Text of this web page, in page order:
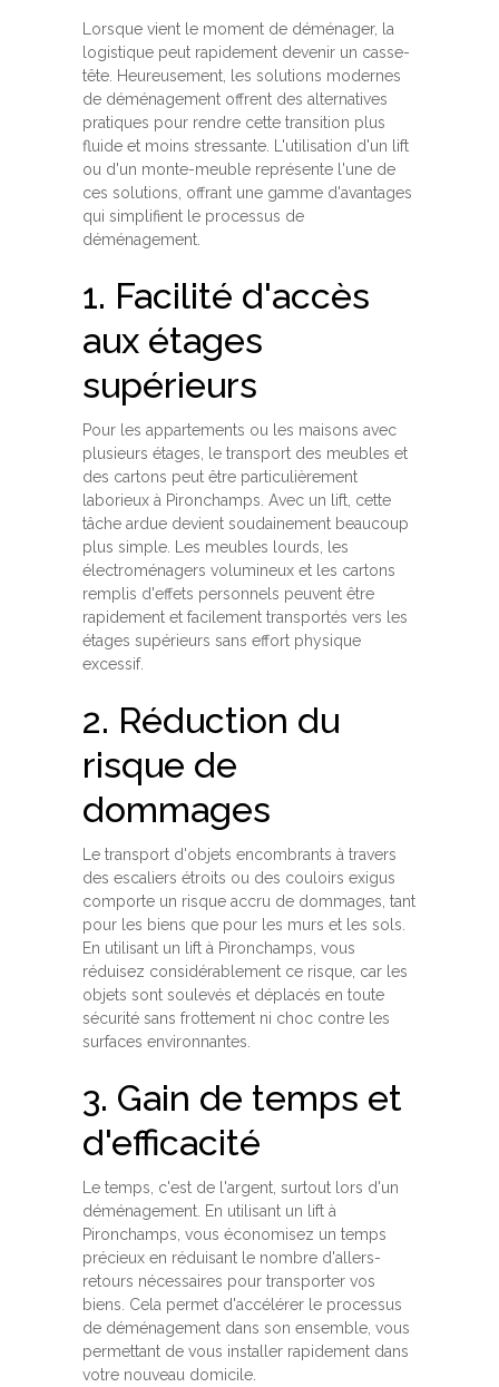
Lorsque vient le moment de déménager, la
logistique peut rapidement devenir un casse-
tête. Heureusement, les solutions modernes
de déménagement offrent des alternatives
pratiques pour rendre cette transition plus
fluide et moins stressante. L'utilisation d'un lift
ou d'un monte-meuble représente l'une de
ces solutions, offrant une gamme d'avantages
qui simplifient le processus de
déménagement.
1. Facilité d'accès
aux étages
supérieurs
Pour les appartements ou les maisons avec
plusieurs étages, le transport des meubles et
des cartons peut être particulièrement
laborieux à Pironchamps. Avec un lift, cette
tâche ardue devient soudainement beaucoup
plus simple. Les meubles lourds, les
électroménagers volumineux et les cartons
remplis d'effets personnels peuvent être
rapidement et facilement transportés vers les
étages supérieurs sans effort physique
excessif.
2. Réduction du
risque de
dommages
Le transport d'objets encombrants à travers
des escaliers étroits ou des couloirs exigus
comporte un risque accru de dommages, tant
pour les biens que pour les murs et les sols.
En utilisant un lift à Pironchamps, vous
réduisez considérablement ce risque, car les
objets sont soulevés et déplacés en toute
sécurité sans frottement ni choc contre les
surfaces environnantes.
3. Gain de temps et
d'efficacité
Le temps, c'est de l'argent, surtout lors d'un
déménagement. En utilisant un lift à
Pironchamps, vous économisez un temps
précieux en réduisant le nombre d'allers-
retours nécessaires pour transporter vos
biens. Cela permet d'accélérer le processus
de déménagement dans son ensemble, vous
permettant de vous installer rapidement dans
votre nouveau domicile.